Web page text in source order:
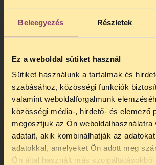
Beleegyezés Részletek
Ez a weboldal sütiket használ
Sütiket használunk a tartalmak és
szabásához, közösségi funkciók
valamint weboldalforgalmunk
közösségi média-, hirdető- és elemező
megosztjuk az Ön weboldalhasználatra
adatait, akik kombinálhatják az
adatokkal, amelyeket Ön adott meg
Ön által használt más
önkényes őrizetbe vétele
Franciaországot, Bulgáriát,
Horvátországot,
Az aggasztó jelenségek közt
zaklatás – politikusok és
persorozatokkal próbálják
újságírókat, civileket attól,
őket. Spanyolországot és
emeli ki a Liberties, ahol egyre
kénytelenek elszenvedni a
betűszóval leírt jelenséget
TELEFONOS